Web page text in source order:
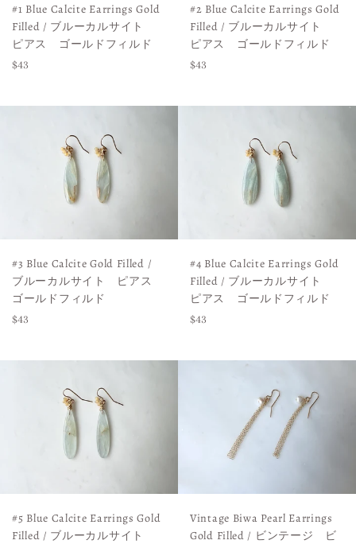
#1 Blue Calcite Earrings Gold
Filled / ブルーカルサイト
ピアス ゴールドフィルド
Regular
$43
#2 Blue Calcite Earrings Gold
Filled / ブルーカルサイト
ピアス ゴールドフィルド
Regular
$43
#3 Blue Calcite Gold Filled /
ブルーカルサイト ピアス
ゴールドフィルド
Regular
$43
#4 Blue Calcite Earrings Gold
Filled / ブルーカルサイト
ピアス ゴールドフィルド
Regular
$43
#5 Blue Calcite Earrings Gold
Filled / ブルーカルサイト
Vintage Biwa Pearl Earrings
Gold Filled / ビンテージ ビ